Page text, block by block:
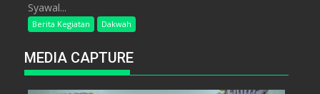
Syawal...
Berita Kegiatan Dakwah
MEDIA CAPTURE